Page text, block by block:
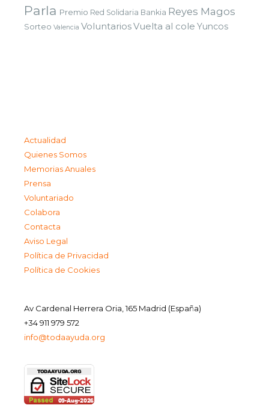
Parla Premio Red Solidaria Bankia Reyes Magos
Sorteo Valencia VoluntariosVuelta al cole Yuncos
Actualidad
Quienes Somos
Memorias Anuales
Prensa
Voluntariado
Colabora
Contacta
Aviso Legal
Política de Privacidad
Política de Cookies
Av Cardenal Herrera Oria, 165 Madrid (España)
+34 911 979 572
info@todaayuda.org